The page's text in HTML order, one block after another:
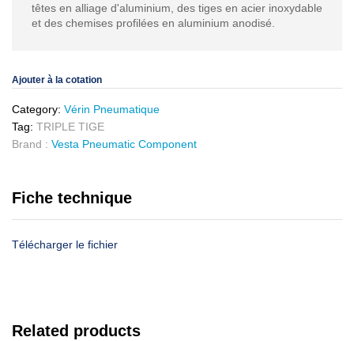
têtes en alliage d'aluminium, des tiges en acier inoxydable
et des chemises profilées en aluminium anodisé.
Ajouter à la cotation
Category: Vérin Pneumatique
Tag: TRIPLE TIGE
Brand : Vesta Pneumatic Component
Fiche technique
Télécharger le fichier
Related products